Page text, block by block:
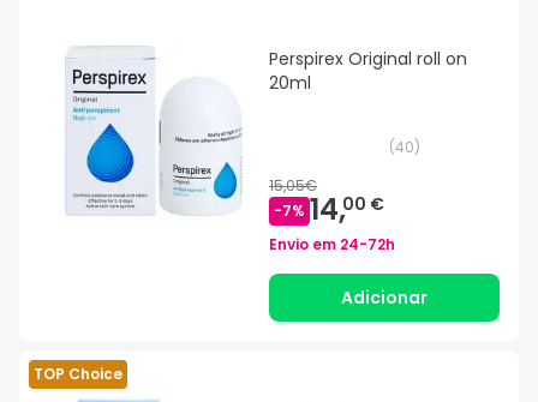
Perspirex Original roll on
20ml
(40)
15,05€
-7% 14,00 €
Envio em 24-72h
Adicionar
TOP Choice